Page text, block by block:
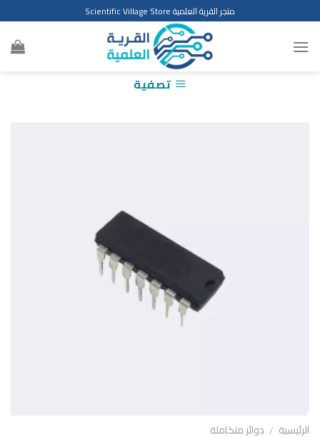
to
content
متجر القرية العلمية Scientific Village Store
تصفية
الرئيسية / دوائر متكاملة